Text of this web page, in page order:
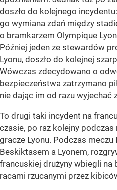
doszło do kolejnego
go wymiana zdań między
o bramkarzem Olympique
Później jeden ze stewardów
Lyonu, doszło do kolejnej
Wówczas zdecydowano o
bezpieczeństwa zatrzymano
nie dając im od razu wyjechać
To drugi taki incydent na
czasie, po raz kolejny
gracze Lyonu. Podczas meczu
Beskiktasem a Lyonem,
francuskiej drużyny wbiegli na
racami rzucanymi przez